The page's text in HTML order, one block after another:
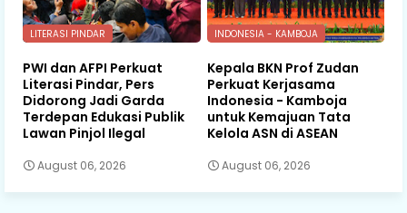
LITERASI PINDAR
PWI dan AFPI Perkuat
Literasi Pindar, Pers
Didorong Jadi Garda
Terdepan Edukasi Publik
Lawan Pinjol Ilegal
August 06, 2026
INDONESIA - KAMBOJA
Kepala BKN Prof Zudan
Perkuat Kerjasama
Indonesia - Kamboja
untuk Kemajuan Tata
Kelola ASN di ASEAN
August 06, 2026